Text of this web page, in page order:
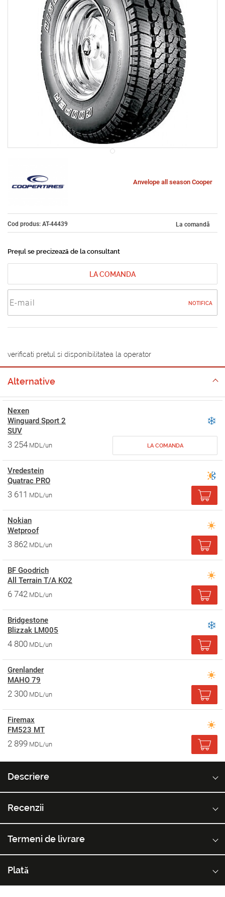
Anvelope all season Cooper
Cod produs: AT-44439 La comandă
Prețul se precizează de la consultant
LA COMANDA
NOTIFICA
verificati pretul si disponibilitatea la operator
Alternative
Nexen
Winguard Sport 2
SUV
3 254 MDL/un LA COMANDA
Vredestein
Quatrac PRO
3 611 MDL/un
Nokian
Wetproof
3 862 MDL/un
BF Goodrich
All Terrain T/A KO2
6 742 MDL/un
Bridgestone
Blizzak LM005
4 800 MDL/un
Grenlander
MAHO 79
2 300 MDL/un
Firemax
FM523 MT
2 899 MDL/un
Descriere
Recenzii
Termeni de livrare
Plată